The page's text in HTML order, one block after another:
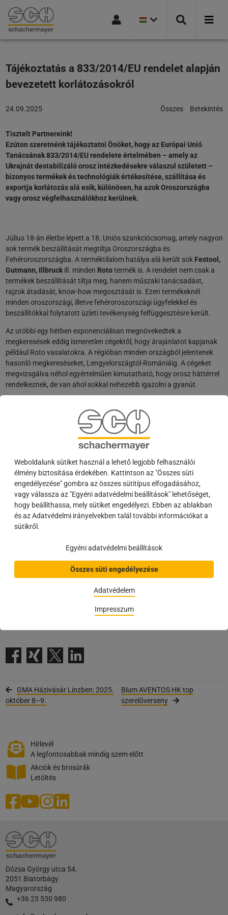
Weboldalunk sütiket használ a lehető legjobb felhasználói
élmény biztosítása érdekében. Kattintson az "Összes süti
engedélyezése" gombra az összes sütitípus elfogadásához,
vagy válassza az "Egyéni adatvédelmi beállítások" lehetőséget,
hogy beállíthassa, mely sütiket engedélyezi. Ebben az ablakban
és az Adatvédelmi irányelvekben talál további információkat a
sütikről.
Egyéni adatvédelmi beállítások
Összes süti engedélyezése
Adatvédelem
Impresszum
MAGYARORSZÁG
Tájékoztatás a 833/2014/EU rendelet alapján
bevezetett korlátozásokról
A
a
következő
honlapon
jelent
meg:
24.09.2025
24.09.2025 Kategóriák:
Összes Betekintés
Tisztelt Partnereink!
Ezúton szeretnénk tájékoztatni Önöket, hogy az Európai Unió
Tanácsának 833/2014/EU rendelete értelmében – amely az
Ukrajnát destabilizáló orosz intézkedésekre válaszul született –
bizonyos termékek és technológiák értékesítése, szállítása és
exportja korlátozás alá esik, különösen, ha azok Oroszországba
vagy orosz végfelhasználókhoz kerülnek.
Július 18-án életbe lépett a 18. Uniós szankciócsomag, amely nagyon
sok termék beszállítását megtiltja Oroszországba és
Fehéroroszországba. A terméktilalom hatálya alá került sok Festool,
Gutmann, Illbruckill. minden Rototermék is. A rendelet nem csak a
termékek beszállítását tiltja meg, hanem műszaki tanácsadást,
rajzok átadását, know-how megosztását is. Ezen termékeknél
minden oroszországi, illetve fehéroroszországi ügyfelekkel és
beszállítókkal folytatott üzleti tevékenység felfüggesztésre került.
Az utóbbi egy hétben exponenciálisan megnövekedtek a
megkeresések eddig ismeretlen cégektől, hogy árajánlatot kapjanak
például Roto vasalatokra. A régióban minden országból jelentenek
hasonló megkereséseket, Lengyelországtól-Romániáig. A cégeket
megvizsgálva néhol egyértelműen kimutatható, hogy orosz háttérrel
rendelkeznek, de van ahol sokkal nehezebb igazolni a gyanút.
fognak keresni és esetlegesen Önöket is megtalálják az
ajánlatkéréseikkel. Szeretnénk Partnereink figyelmét felhívni, hogy a
hasonló megkereséseket fokozott figyelemmel kezeljék. Minden
eszközzel szeretnénk elkerülni, hogy ezen termékek direktben vagy
Fenti beszállítóink dolgoznak azon, hogy a hasonló megkereséseket
ellenőrizni tudják. Ha esetleg valahol kétség merülne fel egy
megkereséssel vagy szállítással kapcsolatban, akkor kérjük vegyék
fel velünk a kapcsolatot.
Köszönjük együttműködésüket!
Regulation - EU - 2025/1494 - EN - EUR-Lex
24.09.2025)
GMA Házivásár Linzben: 2025.
október 8–9.
Blum AVENTOS HK top
szerelőverseny
Hírlevél
A legfontosabbak mindig szem előtt
Akciók és brosúrák
Letöltés
Dózsa György utca 54.
2051 Biatorbágy
Magyarország
+36 23 530 980